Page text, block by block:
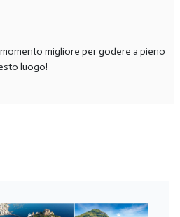
migliore per godere a pieno
luogo!